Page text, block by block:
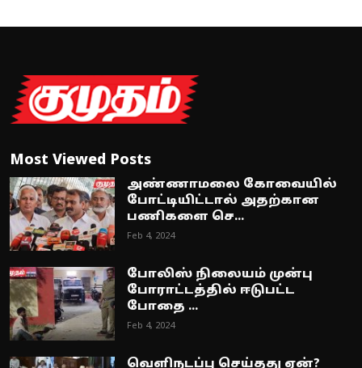
Most Viewed Posts
அண்ணாமலை கோவையில்
போட்டியிட்டால் அதற்கான
பணிகளை செ...
Feb 4, 2024
போலிஸ் நிலையம் முன்பு
போராட்டத்தில் ஈடுபட்ட
போதை ...
Feb 4, 2024
வெளிநடப்பு செய்தது ஏன்?